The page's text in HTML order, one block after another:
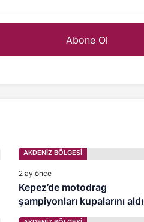
AKDENİZ BÖLGESİ
2 ay önce
Kepez’de motodrag
şampiyonları kupalarını aldı